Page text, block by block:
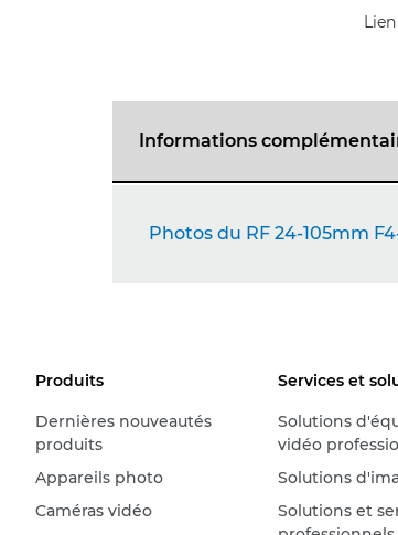
Informations
Photos du RF 24-105mm F4-
Produits
Dernières nouveautés
produits
Appareils photo
Caméras vidéo
Services et
Solutions
vidéo
Solutions
Solutions et